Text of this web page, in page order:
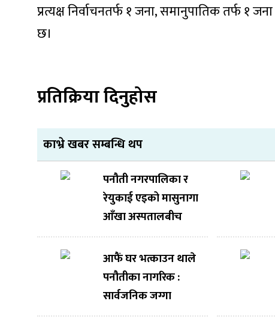
प्रत्यक्ष निर्वाचनतर्फ १ जना, समानुपातिक तर्फ १
छ।
प्रतिक्रिया दिनुहोस
काभ्रे खबर सम्बन्धि थप
पनौती नगरपालिका र
रेयुकाई एइको मासुनागा
आँखा अस्पतालबीच
निःशुल्क आँखा उपचार
सेवाका लागि सम्झौता
आफैं घर भत्काउन थाले
पनौतीका नागरिक :
सार्वजनिक जग्गा
संरक्षण अभियानबाट